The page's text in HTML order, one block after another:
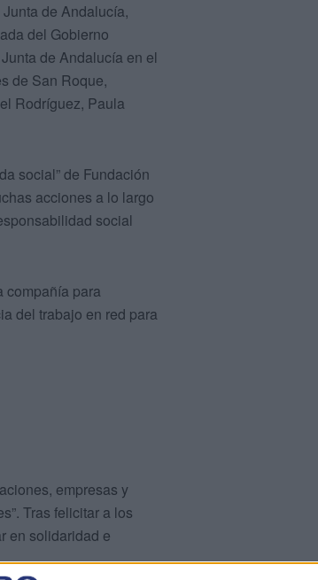
de Andalucía,
del Gobierno
de Andalucía en el
de San Roque,
Rodríguez, Paula
social” de Fundación
acciones a lo largo
social
compañía para
del trabajo en red para
empresas y
Tras felicitar a los
en solidaridad e